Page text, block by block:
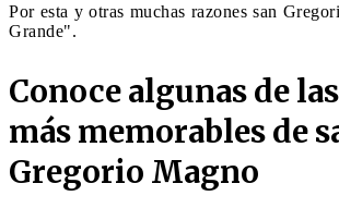
Por esta y otras muchas razones san
Grande".
Conoce algunas de
más memorables de
Gregorio Magno